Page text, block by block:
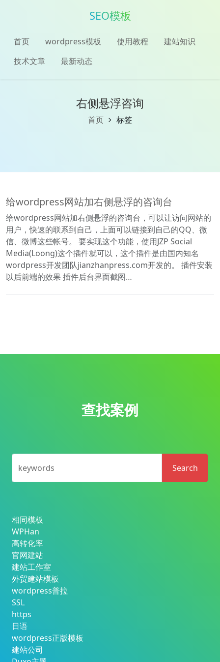
SEO模板
首页 wordpress模板 使用教程
建站知识
技术文章
最新动态
右侧悬浮咨询
首页 标签
给wordpress网站加右侧悬浮的咨询台
给wordpress网站加右侧悬浮的咨询台，可以让访问网站的
用户，快速的联系到自己，上面可以链接到自己的QQ、微
信、微博这些帐号。 要实现这个功能，使用JZP Social
Media(Loong)这个插件就可以，这个插件是由国内知名
wordpress开发团队jianzhanpress.com开发的。 插件安装
以后前端的效果 插件后台界面截图…
查找案例
keywords Search
相同模板
WPHan
高转化率
官网建站
建站工作室
外贸建站模板
wordpress普拉
SSL
https
日语
wordpress正版模板
建站公司